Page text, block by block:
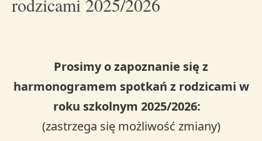
Prosimy o zapoznanie się z
harmonogramem spotkań z rodzicami w
roku szkolnym 2025/2026:
(zastrzega się możliwość zmiany)